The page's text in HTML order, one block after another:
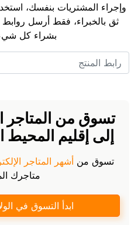
وإجراء المشتريات بنفسك،
ثق بالخبراء، فقط أرسل
بشراء كل
تسوق من المتاجر
إلى إقليم المحيط
تسوق من أشهر المتاجر
متاجرك
ابدأ التسوق في